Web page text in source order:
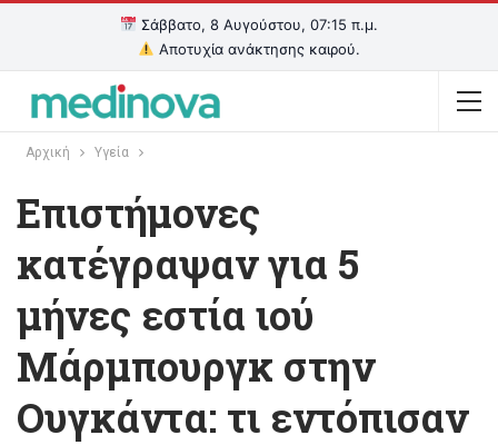
Σάββατο, 8 Αυγούστου, 07:15 π.μ.
Αποτυχία ανάκτησης καιρού.
Αρχική Υγεία
Επιστήμονες
κατέγραψαν για 5
μήνες εστία ιού
Μάρμπουργκ στην
Ουγκάντα: τι εντόπισαν